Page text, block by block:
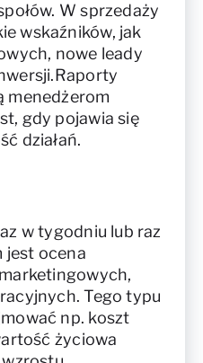
W sprzedaży
wskaźników, jak
nowe leady
menedżerom
gdy pojawia się
działań.
w tygodniu lub raz
jest ocena
Tego typu
np. koszt
życiowa